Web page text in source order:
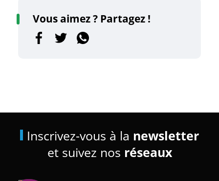
Vous aimez ? Partagez !
Inscrivez-vous à la newsletter
et suivez nos réseaux